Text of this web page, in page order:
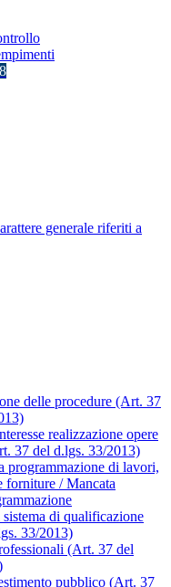
generale riferiti a
delle procedure (Art. 37
realizzazione opere
37 del d.lgs. 33/2013)
programmazione di lavori,
forniture / Mancata
di qualificazione
33/2013)
(Art. 37 del
pubblico (Art. 37